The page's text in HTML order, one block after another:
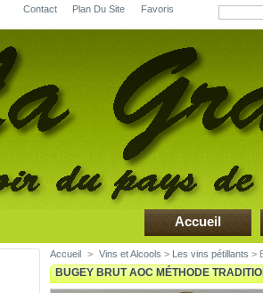
Contact Plan Du Site Favoris
Accueil
Accueil > Vins et Alcools > Les vins pétillants >
BUGEY BRUT AOC MÉTHODE